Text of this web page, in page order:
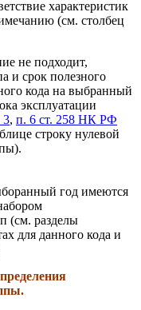
характеристик
(см. столбец
не подходит,
и срок полезного
кода на выбранный
эксплуатации
3, п. 6 ст. 258 НК РФ
строку нулевой
год имеются
(см. разделы
для данного кода и